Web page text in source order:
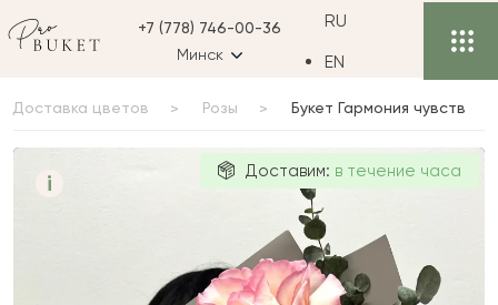
+7 (778) 746-00-36
Минск
RU
EN
Доставка цветов Розы Букет Гармония чувств
i Доставим: в течение часа